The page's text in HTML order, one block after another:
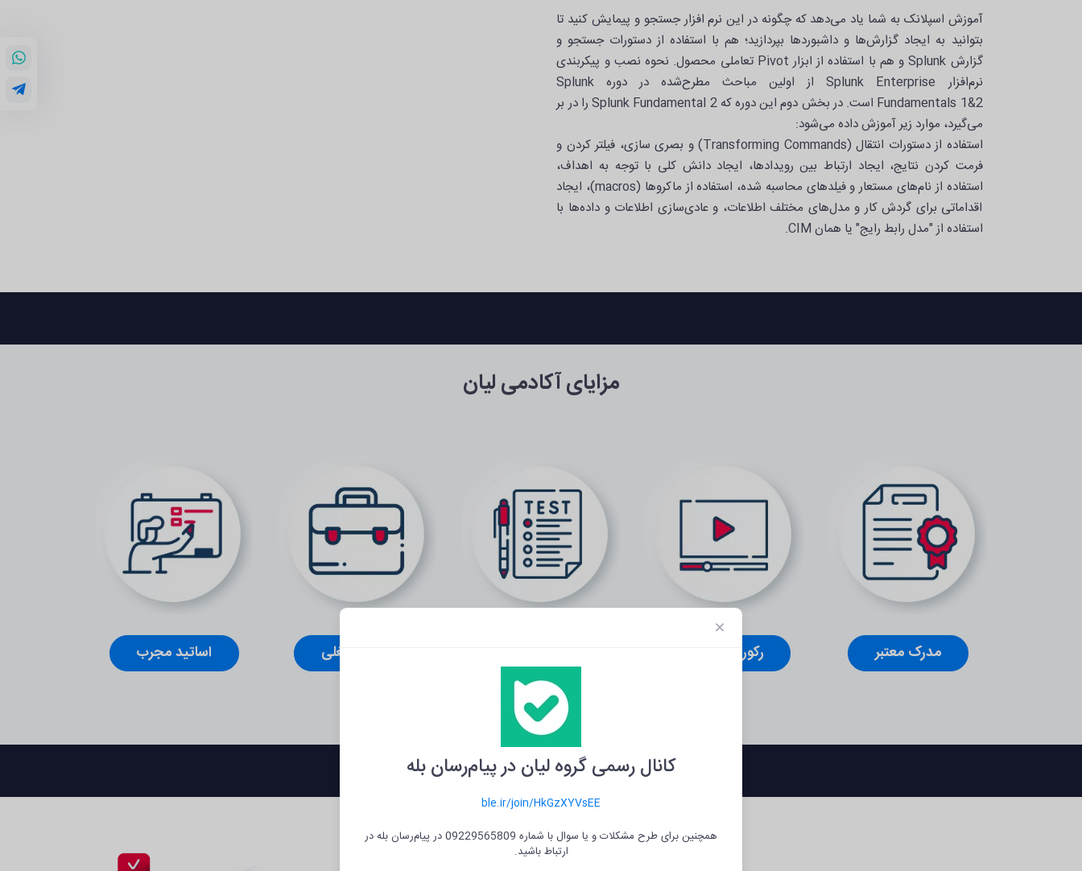
آموزش اسپلانک به شما یاد می‌دهد که چگونه در این نرم افزار جستجو و پیمایش کنید تا
بتوانید به ایجاد گزارش‌ها و داشبوردها بپردازید؛ هم با استفاده از دستورات جستجو و
گزارش Splunk و هم با استفاده از ابزار Pivot تعاملی محصول. نحوه نصب و پیکربندی
نرم‌افزار Splunk Enterprise از اولین مباحث مطرح‌شده در دوره Splunk
Fundamentals 1&2 است. در بخش دوم این دوره که Splunk Fundamental 2 را در بر
می‌گیرد، موارد زیر آموزش داده می‌شود:
استفاده از دستورات انتقال (Transforming Commands) و بصری سازی، فیلتر کردن و
فرمت کردن نتایج، ایجاد ارتباط بین رویدادها، ایجاد دانش کلی با توجه به اهداف،
استفاده از نام‌های مستعار و فیلدهای محاسبه شده، استفاده از ماکروها (macros)، ایجاد
اقداماتی برای گردش کار و مدل‌های مختلف اطلاعات، و عادی‌سازی اطلاعات و داده‌ها با
استفاده از "مدل رابط رایج" یا همان CIM.
مزایای آکادمی لیان
مدرک معتبر رکورد کلاس‌ها فرصت‌ شغلی اساتید مجرب
کانال رسمی گروه لیان در پیام‌رسان بله
ble.ir/join/HkGzXYVsEE
همچنین برای طرح مشکلات و یا سوال با شماره 09229565809 در پیام‌رسان بله در
ارتباط باشید.